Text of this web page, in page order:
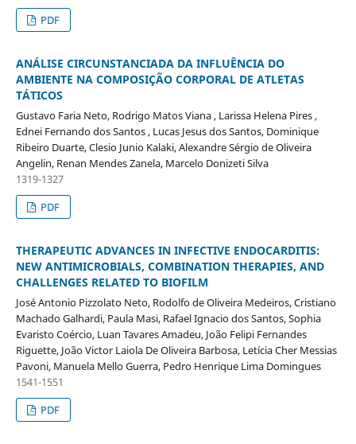
PDF
ANÁLISE CIRCUNSTANCIADA DA INFLUÊNCIA DO
AMBIENTE NA COMPOSIÇÃO CORPORAL DE ATLETAS
TÁTICOS
Gustavo Faria Neto, Rodrigo Matos Viana , Larissa Helena Pires ,
Ednei Fernando dos Santos , Lucas Jesus dos Santos, Dominique
Ribeiro Duarte, Clesio Junio Kalaki, Alexandre Sérgio de Oliveira
Angelin, Renan Mendes Zanela, Marcelo Donizeti Silva
1319-1327
PDF
THERAPEUTIC ADVANCES IN INFECTIVE ENDOCARDITIS:
NEW ANTIMICROBIALS, COMBINATION THERAPIES, AND
CHALLENGES RELATED TO BIOFILM
José Antonio Pizzolato Neto, Rodolfo de Oliveira Medeiros, Cristiano
Machado Galhardi, Paula Masi, Rafael Ignacio dos Santos, Sophia
Evaristo Coércio, Luan Tavares Amadeu, João Felipi Fernandes
Riguette, João Victor Laiola De Oliveira Barbosa, Letícia Cher Messias
Pavoni, Manuela Mello Guerra, Pedro Henrique Lima Domingues
1541-1551
PDF